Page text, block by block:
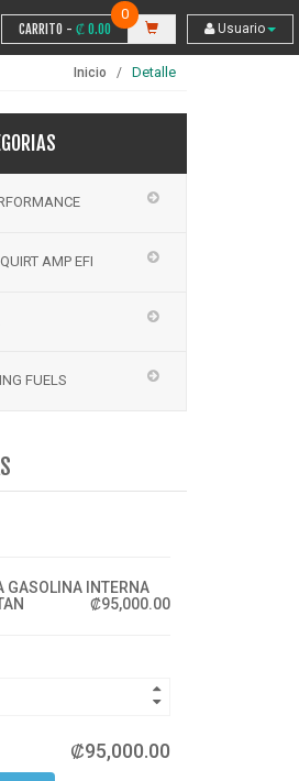
Usuario
CARRITO - ₡ 0.00
0
Inicio Detalle
AMP EFI
FUELS
GASOLINA INTERNA
₡95,000.00
₡95,000.00